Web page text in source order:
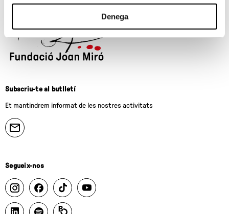
Denega
Subscriu-te al butlletí
Et mantindrem informat de les nostres activitats
Segueix-nos